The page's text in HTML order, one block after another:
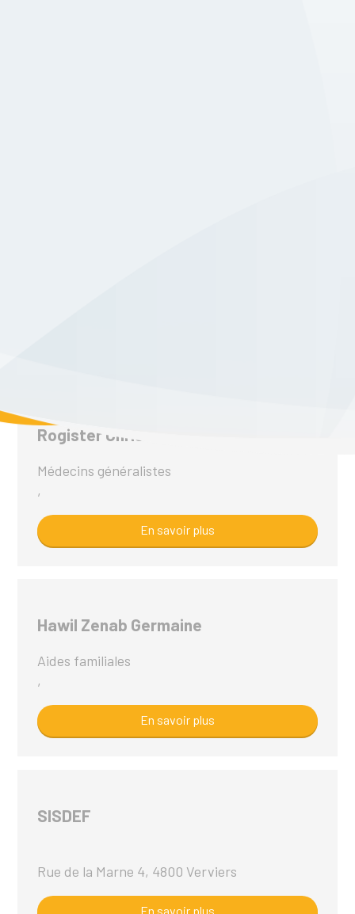
Rogister Christelle
Médecins généralistes
,
En savoir plus
Hawil Zenab Germaine
Aides familiales
,
En savoir plus
SISDEF
Rue de la Marne 4, 4800 Verviers
En savoir plus